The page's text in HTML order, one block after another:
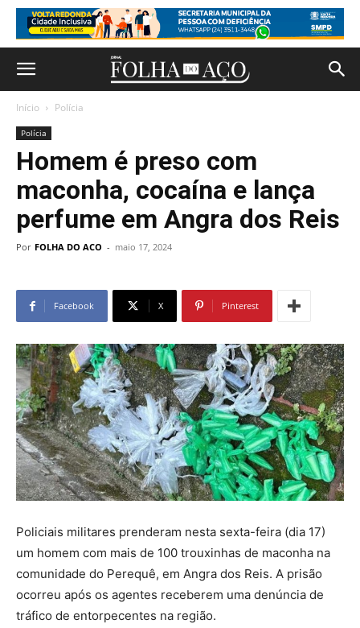
Início Polícia
Polícia
Homem é preso com
maconha, cocaína e lança
perfume em Angra dos Reis
Por FOLHA DO ACO - maio 17, 2024
Facebook X Pinterest
Policiais militares prenderam nesta sexta-feira (dia 17)
um homem com mais de 100 trouxinhas de maconha na
comunidade do Perequê, em Angra dos Reis. A prisão
ocorreu após os agentes receberem uma denúncia de
tráfico de entorpecentes na região.